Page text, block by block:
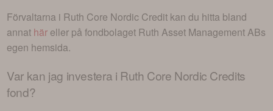
Förvaltarna i Ruth Core Nordic Credit kan du hitta bland
annat här eller på fondbolaget Ruth Asset Management ABs
egen hemsida.
Var kan jag investera i Ruth Core Nordic Credits
fond?